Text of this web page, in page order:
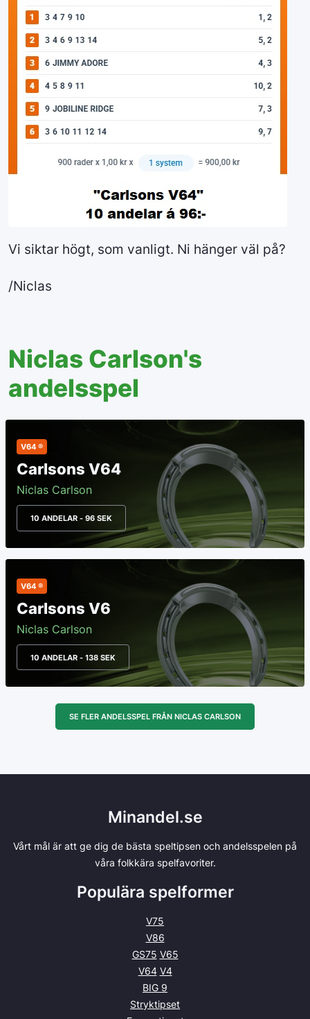
Vi siktar högt, som vanligt. Ni hänger väl på?
/Niclas
Niclas Carlson's
andelsspel
V64 ®
Carlsons V64
Niclas Carlson
10 ANDELAR - 96 SEK
V64 ®
Carlsons V6
Niclas Carlson
10 ANDELAR - 138 SEK
SE FLER ANDELSSPEL FRÅN NICLAS CARLSON
Minandel.se
Vårt mål är att ge dig de bästa speltipsen och andelsspelen på
våra folkkära spelfavoriter.
Populära spelformer
V75
V86
GS75 V65
V64 V4
BIG 9
Stryktipset